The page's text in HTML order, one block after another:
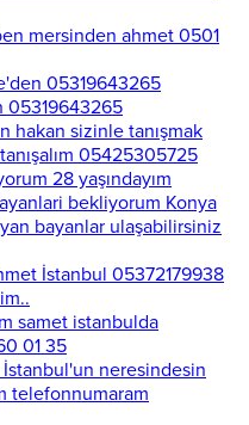
mersinden ahmet 0501
05319643265
05319643265
hakan sizinle tanışmak
05425305725
28 yaşındayım
bekliyorum Konya
bayanlar ulaşabilirsiniz
İstanbul 05372179938
samet istanbulda
01 35
İstanbul'un neresindesin
telefonnumaram